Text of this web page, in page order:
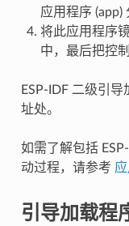
应用程序 (app)
将此应用程序
中，最后把控
ESP-IDF 二级引
址处。
如需了解包括
动过程，请参考
引导加载程